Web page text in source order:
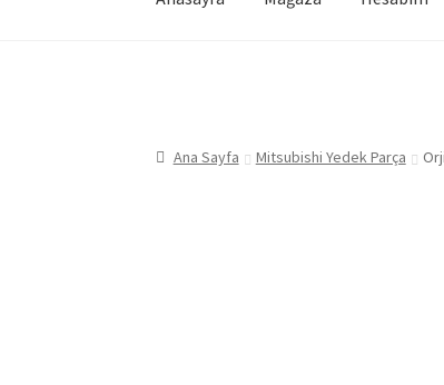
Ana Sayfa Mitsubishi Yedek Parça